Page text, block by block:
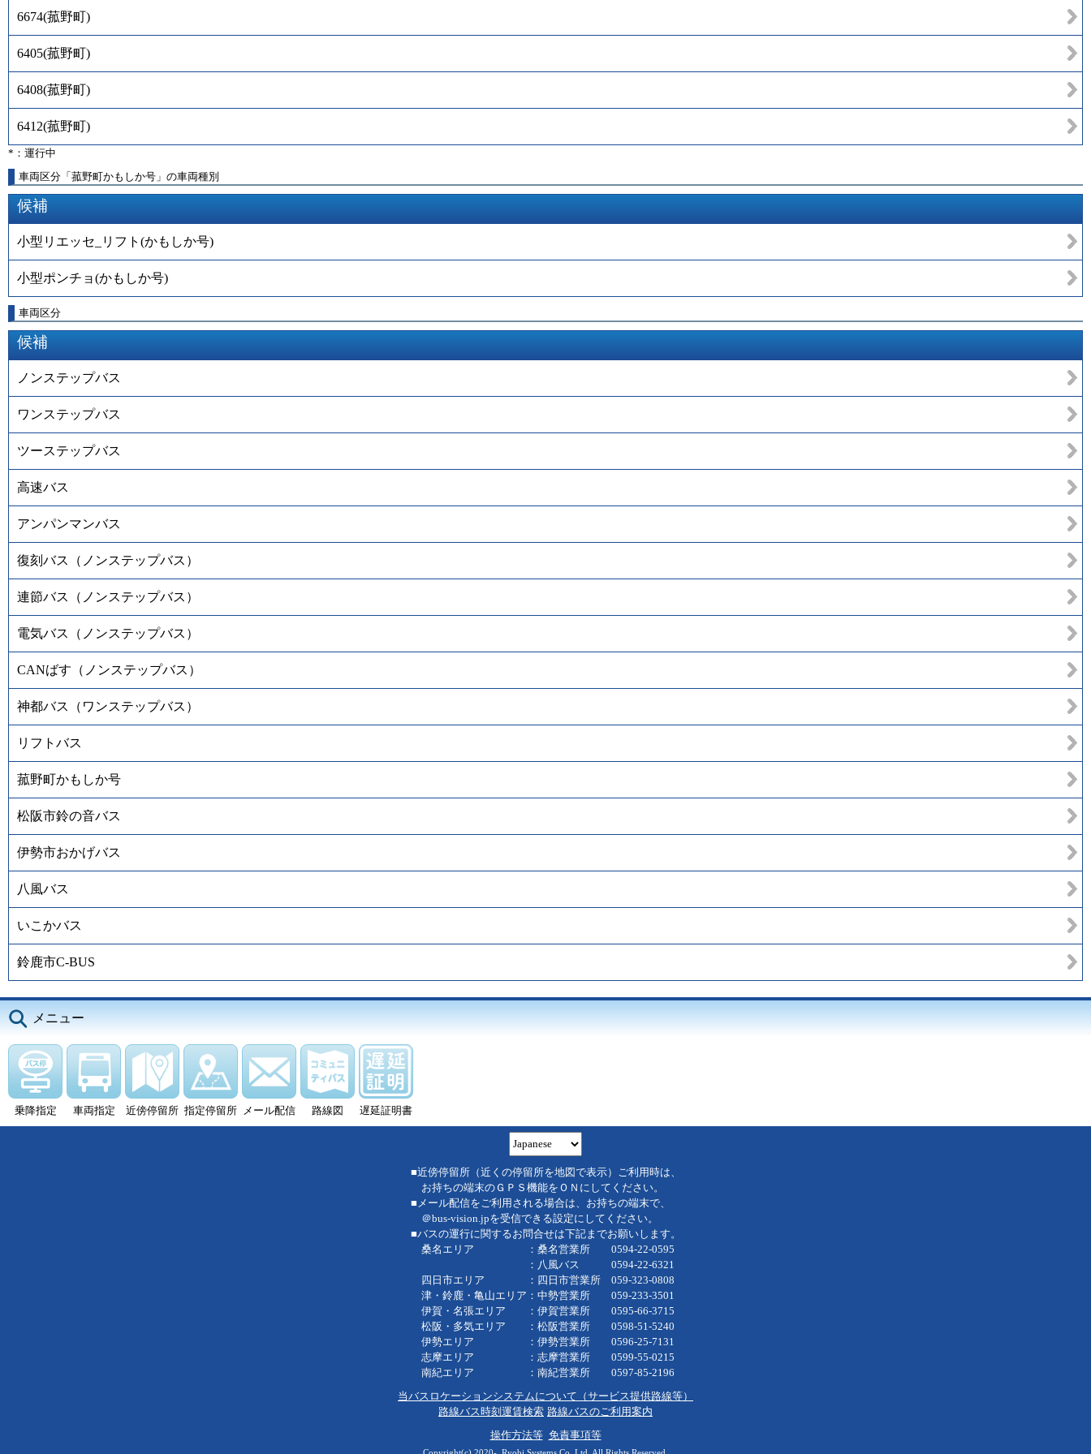
6674(菰野町)
6405(菰野町)
6408(菰野町)
6412(菰野町)
*：運行中
車両区分「菰野町かもしか号」の車両種別
候補
小型リエッセ_リフト(かもしか号)
小型ポンチョ(かもしか号)
車両区分
候補
ノンステップバス
ワンステップバス
ツーステップバス
高速バス
アンパンマンバス
復刻バス（ノンステップバス）
連節バス（ノンステップバス）
電気バス（ノンステップバス）
CANばす（ノンステップバス）
神都バス（ワンステップバス）
リフトバス
菰野町かもしか号
松阪市鈴の音バス
伊勢市おかげバス
八風バス
いこかバス
鈴鹿市C-BUS
メニュー
乗降指定 車両指定 近傍停留所 指定停留所 メール配信 路線図 遅延証明書
■近傍停留所（近くの停留所を地図で表示）ご利用時は、
お持ちの端末のＧＰＳ機能をＯＮにしてください。
■メール配信をご利用される場合は、お持ちの端末で、
＠bus-vision.jpを受信できる設定にしてください。
■バスの運行に関するお問合せは下記までお願いします。
桑名エリア ：桑名営業所 0594-22-0595
：八風バス 0594-22-6321
四日市エリア ：四日市営業所 059-323-0808
津・鈴鹿・亀山エリア：中勢営業所 059-233-3501
伊賀・名張エリア ：伊賀営業所 0595-66-3715
松阪・多気エリア ：松阪営業所 0598-51-5240
伊勢エリア ：伊勢営業所 0596-25-7131
志摩エリア ：志摩営業所 0599-55-0215
南紀エリア ：南紀営業所 0597-85-2196
当バスロケーションシステムについて（サービス提供路線等）
路線バス時刻運賃検索 路線バスのご利用案内
操作方法等 免責事項等